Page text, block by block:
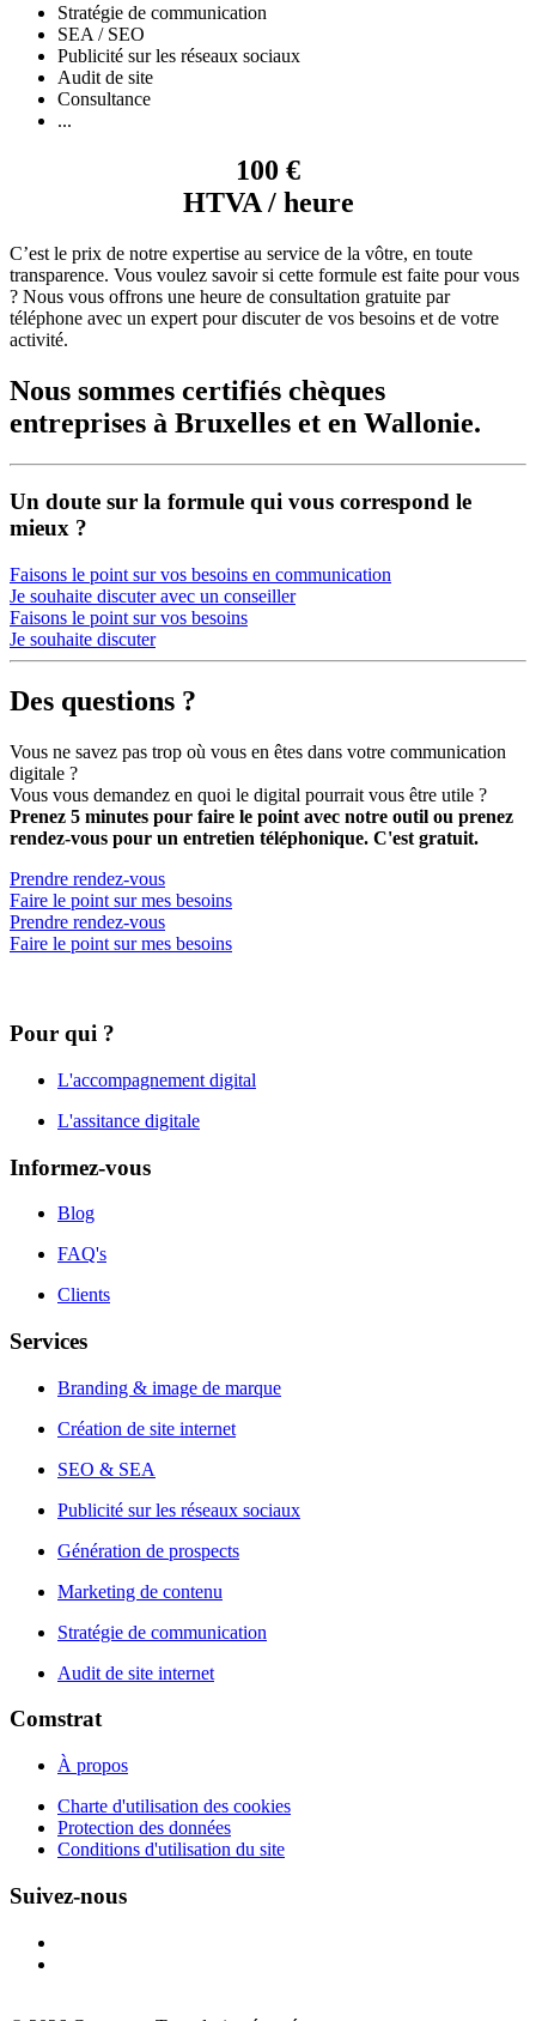
Stratégie de communication
SEA / SEO
Publicité sur les réseaux sociaux
Audit de site
Consultance
...
100 €
HTVA / heure
C’est le prix de notre expertise au service de la vôtre, en toute
transparence. Vous voulez savoir si cette formule est faite pour vous
? Nous vous offrons une heure de consultation gratuite par
téléphone avec un expert pour discuter de vos besoins et de votre
activité.
Nous sommes certifiés chèques
entreprises à Bruxelles et en Wallonie.
Un doute sur la formule qui vous correspond le
mieux ?
Faisons le point sur vos besoins en communication
Je souhaite discuter avec un conseiller
Faisons le point sur vos besoins
Je souhaite discuter
Des questions ?
Vous ne savez pas trop où vous en êtes dans votre communication
digitale ?
Vous vous demandez en quoi le digital pourrait vous être utile ?
Prenez 5 minutes pour faire le point avec notre outil ou prenez
rendez-vous pour un entretien téléphonique. C'est gratuit.
Prendre rendez-vous
Faire le point sur mes besoins
Prendre rendez-vous
Faire le point sur mes besoins
Pour qui ?
L'accompagnement digital
L'assitance digitale
Informez-vous
Blog
FAQ's
Clients
Services
Branding & image de marque
Création de site internet
SEO & SEA
Publicité sur les réseaux sociaux
Génération de prospects
Marketing de contenu
Stratégie de communication
Audit de site internet
Comstrat
À propos
Charte d'utilisation des cookies
Protection des données
Conditions d'utilisation du site
Suivez-nous